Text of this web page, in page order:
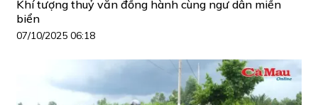
Khí tượng thuỷ văn đồng hành cùng ngư dân miền
biển
07/10/2025 06:18